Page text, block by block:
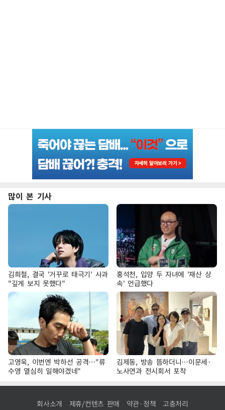
많이 본 기사
김희철, 결국 '거꾸로 태극기' 사과
"깊게 보지 못했다"
홍석천, 입양 두 자녀에 '재산 상
속' 언급했다
고영욱, 이번엔 박하선 공격…"류
수영 열심히 일해야겠네"
김제동, 방송 뜸하더니…이문세·
노사연과 전시회서 포착
회사소개 제휴/컨텐츠 판매 약관·정책 고충처리